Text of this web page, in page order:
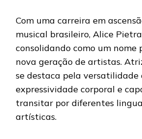
Com uma carreira em
musical brasileiro, Alice
consolidando como um nome
nova geração de artistas.
se destaca pela versatilidade
expressividade corporal e
transitar por diferentes
artísticas.